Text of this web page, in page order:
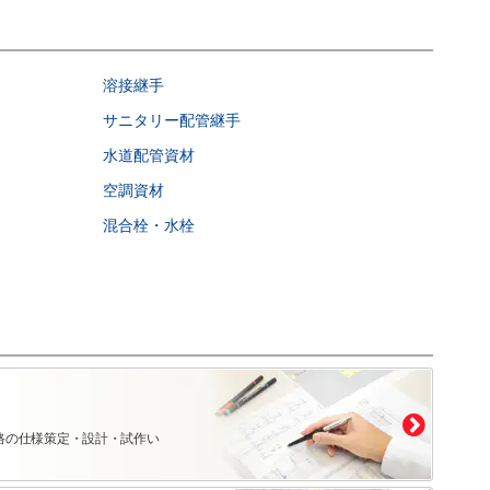
溶接継手
サニタリー配管継手
水道配管資材
空調資材
混合栓・水栓
仕様策定・設計・試作い